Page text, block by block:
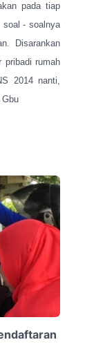
pada tiap
soal - soalnya
Disarankan
pribadi rumah
2014 nanti,